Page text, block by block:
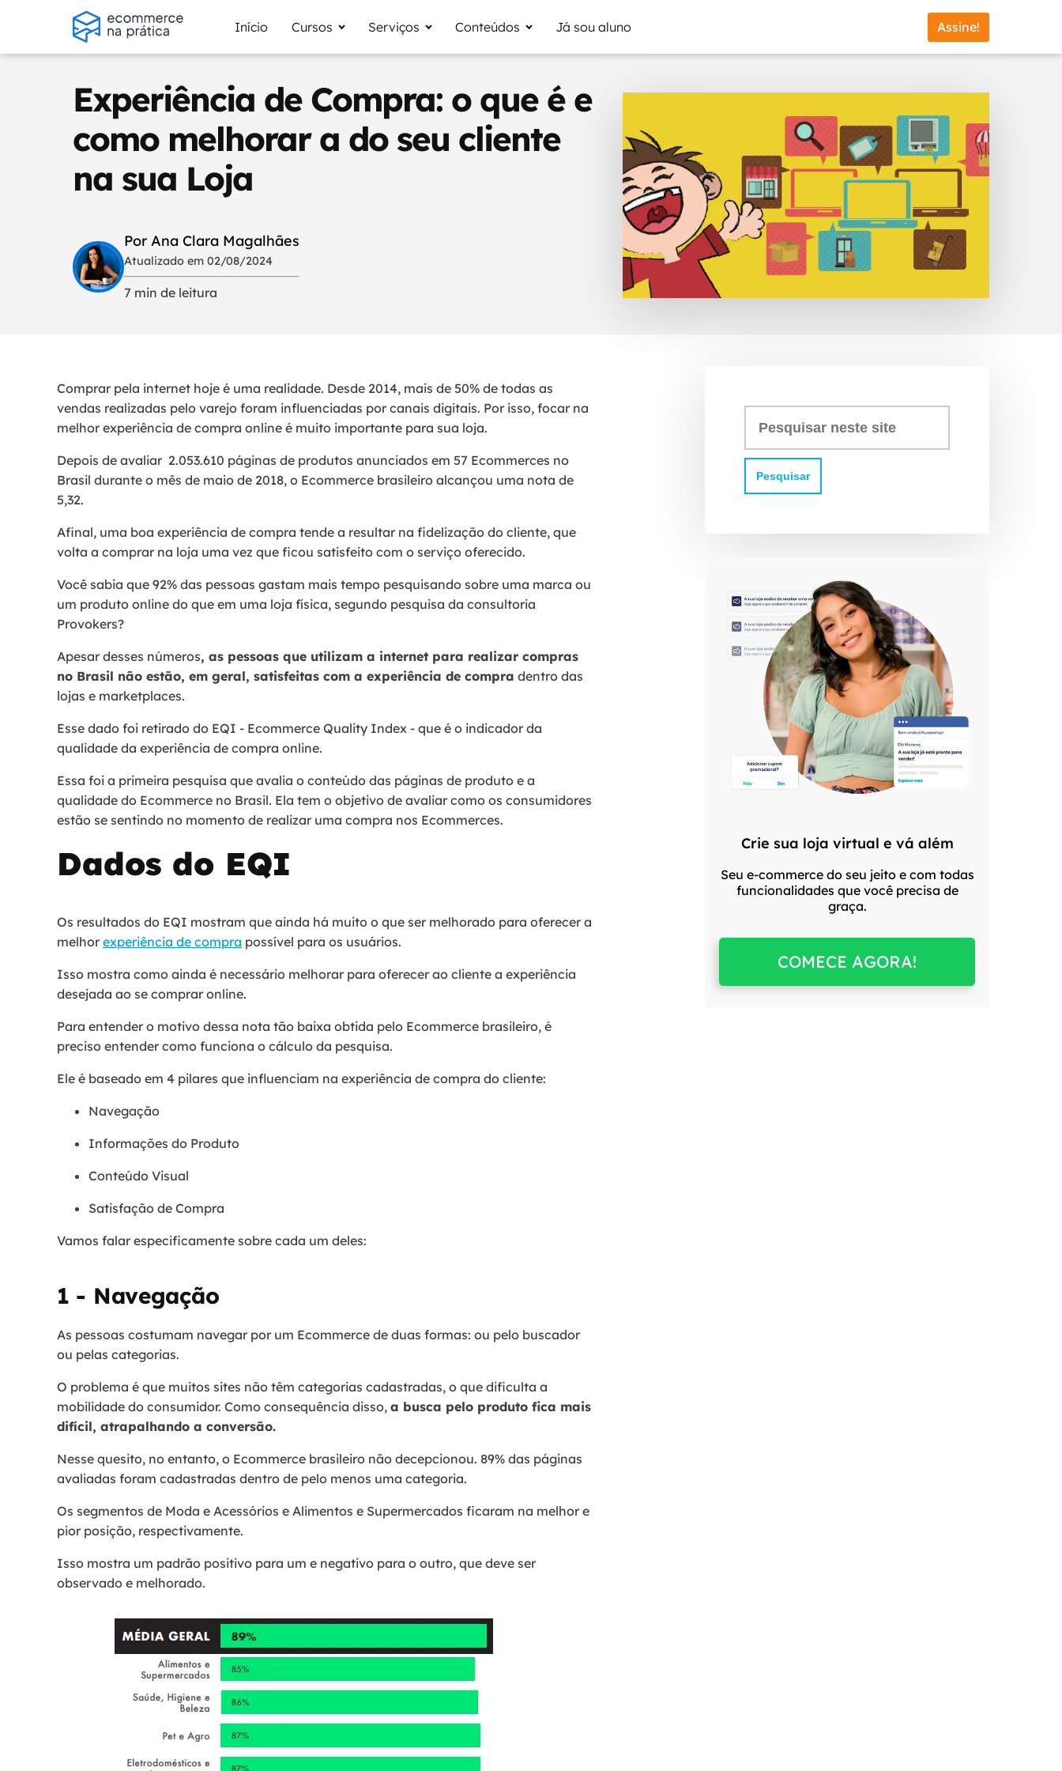
Início Cursos Serviços Conteúdos Já sou aluno Assine!
Experiência de Compra: o que é e
como melhorar a do seu cliente
na sua Loja
Por Ana Clara Magalhães
Atualizado em 02/08/2024
7 min de leitura
Comprar pela internet hoje é uma realidade. Desde 2014, mais de 50% de todas as
vendas realizadas pelo varejo foram influenciadas por canais digitais. Por isso, focar na
melhor experiência de compra online é muito importante para sua loja.
Depois de avaliar 2.053.610 páginas de produtos anunciados em 57 Ecommerces no
Brasil durante o mês de maio de 2018, o Ecommerce brasileiro alcançou uma nota de
5,32.
Afinal, uma boa experiência de compra tende a resultar na fidelização do cliente, que
volta a comprar na loja uma vez que ficou satisfeito com o serviço oferecido.
Você sabia que 92% das pessoas gastam mais tempo pesquisando sobre uma marca ou
um produto online do que em uma loja física, segundo pesquisa da consultoria
Provokers?
Apesar desses números, as pessoas que utilizam a internet para realizar compras
no Brasil não estão, em geral, satisfeitas com a experiência de compra dentro das
lojas e marketplaces.
Esse dado foi retirado do EQI - Ecommerce Quality Index - que é o indicador da
qualidade da experiência de compra online.
Essa foi a primeira pesquisa que avalia o conteúdo das páginas de produto e a
qualidade do Ecommerce no Brasil. Ela tem o objetivo de avaliar como os consumidores
estão se sentindo no momento de realizar uma compra nos Ecommerces.
Dados do EQI
Os resultados do EQI mostram que ainda há muito o que ser melhorado para oferecer a
melhor experiência de compra possível para os usuários.
Isso mostra como ainda é necessário melhorar para oferecer ao cliente a experiência
desejada ao se comprar online.
Para entender o motivo dessa nota tão baixa obtida pelo Ecommerce brasileiro, é
preciso entender como funciona o cálculo da pesquisa.
Ele é baseado em 4 pilares que influenciam na experiência de compra do cliente:
Navegação
Informações do Produto
Conteúdo Visual
Satisfação de Compra
Vamos falar especificamente sobre cada um deles:
1 - Navegação
As pessoas costumam navegar por um Ecommerce de duas formas: ou pelo buscador
ou pelas categorias.
O problema é que muitos sites não têm categorias cadastradas, o que dificulta a
mobilidade do consumidor. Como consequência disso, a busca pelo produto fica mais
difícil, atrapalhando a conversão.
Nesse quesito, no entanto, o Ecommerce brasileiro não decepcionou. 89% das páginas
avaliadas foram cadastradas dentro de pelo menos uma categoria.
Os segmentos de Moda e Acessórios e Alimentos e Supermercados ficaram na melhor e
pior posição, respectivamente.
Isso mostra um padrão positivo para um e negativo para o outro, que deve ser
observado e melhorado.
neste
site:
Crie sua loja virtual e vá além
Seu e-commerce do seu jeito e com todas
funcionalidades que você precisa de
graça.
COMECE AGORA!